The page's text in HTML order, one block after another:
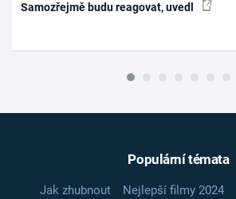
Samozřejmě budu reagovat, uvedl
Populární témata
Jak zhubnout Nejlepší filmy 2024